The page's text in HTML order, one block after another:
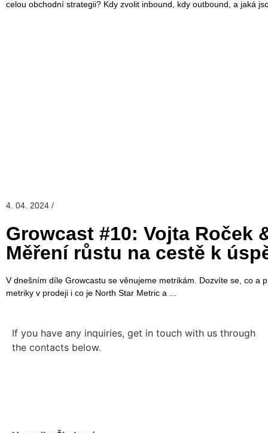
celou obchodní strategii? Kdy zvolit inbound, kdy outbound, a jaká
4. 04. 2024 /
Growcast #10: Vojta Roček
Měření růstu na cestě k
V dnešním díle Growcastu se věnujeme metrikám. Dozvíte se, co a
metriky v prodeji i co je North Star Metric a
If you have any inquiries, get in touch with us through
the contacts below.